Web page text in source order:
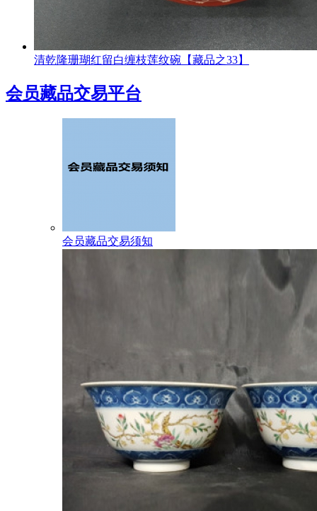
清乾隆珊瑚红留白缠枝莲纹碗【藏品之33】
会员藏品交易平台
会员藏品交易须知